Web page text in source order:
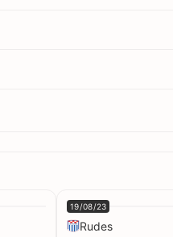
19/08/23
Rudes